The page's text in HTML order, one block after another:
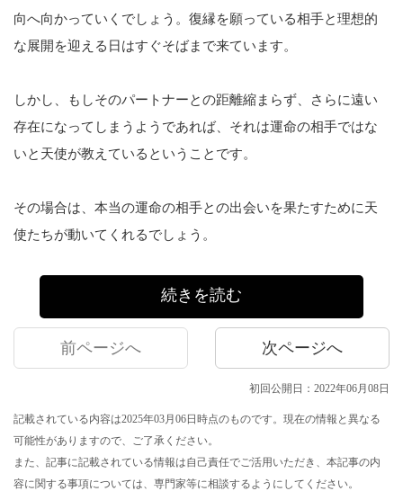
向へ向かっていくでしょう。復縁を願っている相手と理想的
な展開を迎える日はすぐそばまで来ています。
しかし、もしそのパートナーとの距離縮まらず、さらに遠い
存在になってしまうようであれば、それは運命の相手ではな
いと天使が教えているということです。
その場合は、本当の運命の相手との出会いを果たすために天
使たちが動いてくれるでしょう。
続きを読む
前ページへ 次ページへ
初回公開日：2022年06月08日
記載されている内容は2025年03月06日時点のものです。現在の情報と異なる
可能性がありますので、ご了承ください。
また、記事に記載されている情報は自己責任でご活用いただき、本記事の内
容に関する事項については、専門家等に相談するようにしてください。